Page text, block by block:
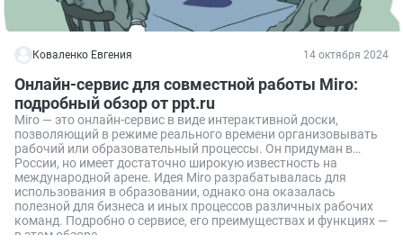
Коваленко Евгения 14 октября 2024
Онлайн-сервис для совместной работы Miro:
подробный обзор от ppt.ru
Miro — это онлайн-сервис в виде интерактивной доски,
позволяющий в режиме реального времени организовывать
рабочий или образовательный процессы. Он придуман в
России, но имеет достаточно широкую известность на
международной арене. Идея Мirо разрабатывалась для
использования в образовании, однако она оказалась
полезной для бизнеса и иных процессов различных рабочих
команд. Подробно о сервисе, его преимуществах и функциях —
в этом обзоре.